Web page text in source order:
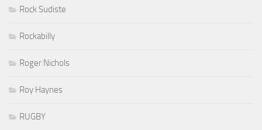
Rock Sudiste
Rockabilly
Roger Nichols
Roy Haynes
RUGBY